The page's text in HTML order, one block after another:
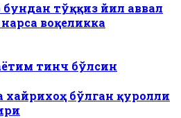
тўққиз йил аввал
воқеликка
тинч бўлсин
хайрихоҳ бўлган қуролли